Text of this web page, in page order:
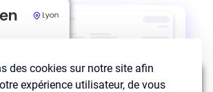
des cookies sur notre site afin
expérience utilisateur, de vous